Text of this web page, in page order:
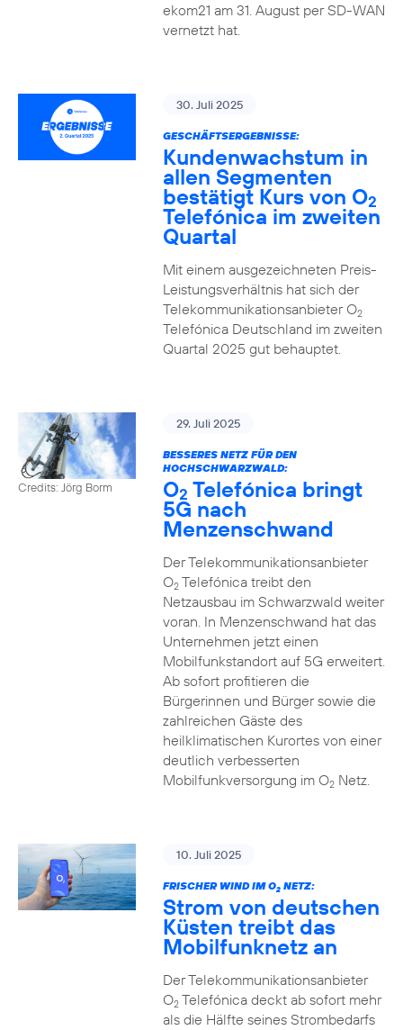
ekom21 am 31. August per SD-WAN
vernetzt hat.
30. Juli 2025
GESCHÄFTSERGEBNISSE:
Kundenwachstum in
allen Segmenten
bestätigt Kurs von O2
Telefónica im zweiten
Quartal
Mit einem ausgezeichneten Preis-
Leistungsverhältnis hat sich der
Telekommunikationsanbieter O2
Telefónica Deutschland im zweiten
Quartal 2025 gut behauptet.
Credits: Jörg Borm
29. Juli 2025
BESSERES NETZ FÜR DEN
HOCHSCHWARZWALD:
O2 Telefónica bringt
5G nach
Menzenschwand
Der Telekommunikationsanbieter
O2Telefónica treibt den
Netzausbau im Schwarzwald weiter
voran. In Menzenschwand hat das
Unternehmen jetzt einen
Mobilfunkstandort auf 5G erweitert.
Ab sofort profitieren die
Bürgerinnen und Bürger sowie die
zahlreichen Gäste des
heilklimatischen Kurortes von einer
deutlich verbesserten
Mobilfunkversorgung im O2Netz.
10. Juli 2025
FRISCHER WIND IM O2NETZ:
Strom von deutschen
Küsten treibt das
Mobilfunknetz an
Der Telekommunikationsanbieter
O2Telefónica deckt ab sofort mehr
als die Hälfte seines Strombedarfs